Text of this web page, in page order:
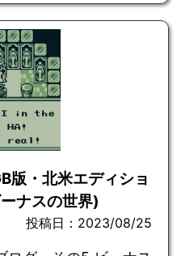
版・北米エディショ
ナスの世界)
投稿日：2023/08/25